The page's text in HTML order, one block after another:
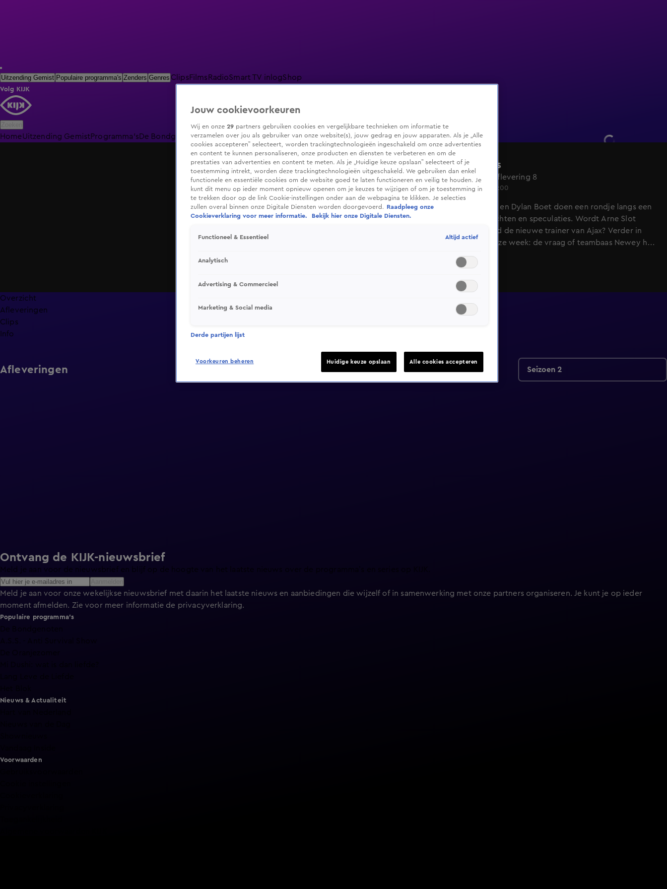
Uitzending Gemist Populaire programma's Zenders Genres ClipsFilms RadioSmart TV inlogShop
Volg KIJK
HomeUitzending GemistProgramma's De BondgenotenDe OranjezomerLivestreamsShop
Lifegoals
Seizoen 2, aflevering 8
Do 26 mrt, 15:00
Mark Schaaf en Dylan Boet doen een rondje langs een
aantal geruchten en speculaties. Wordt Arne Slot
bijvoorbeeld de nieuwe trainer van Ajax? Verder in
Lifegoals deze week: de vraag of teambaas Newey het
Formule 1 team van Aston Martin binnenkort moet
verlaten én een vooruitblik op Glory 106 en 107.
Overzicht
Afleveringen
Clips
Info
Afleveringen Seizoen 2
Ontvang de KIJK-nieuwsbrief
Meld je aan voor de nieuwsbrief en blijf op de hoogte van het laatste nieuws over de programma’s en series op KIJK.
Meld je aan voor onze wekelijkse nieuwsbrief met daarin het laatste nieuws en aanbiedingen die wijzelf of in samenwerking met onze partners organiseren. Je kunt je op ieder
moment afmelden. Zie voor meer informatie de privacyverklaring.
Populaire programma's
Nieuws & Actualiteit
Voorwaarden
Jouw cookievoorkeuren
Wij en onze 29 partners gebruiken cookies en vergelijkbare technieken om informatie te
verzamelen over jou als gebruiker van onze website(s), jouw gedrag en jouw apparaten. Als je „Alle
cookies accepteren” selecteert, worden trackingtechnologieën ingeschakeld om onze advertenties
en content te kunnen personaliseren, onze producten en diensten te verbeteren en om de
prestaties van advertenties en content te meten. Als je „Huidige keuze opslaan” selecteert of je
toestemming intrekt, worden deze trackingtechnologieën uitgeschakeld. We gebruiken dan enkel
functionele en essentiële cookies om de website goed te laten functioneren en veilig te houden. Je
kunt dit menu op ieder moment opnieuw openen om je keuzes te wijzigen of om je toestemming in
te trekken door op de link Cookie-instellingen onder aan de webpagina te klikken. Je selecties
zullen overal binnen onze Digitale Diensten worden doorgevoerd.
Raadpleeg onze
Cookieverklaring voor meer informatie.
Bekijk hier onze Digitale Diensten.
Functioneel & Essentieel Altijd actief
Analytisch
Advertising & Commercieel
Marketing & Social media
Derde partijen lijst
Voorkeuren beheren Huidige keuze opslaan Alle cookies accepteren